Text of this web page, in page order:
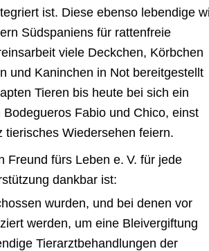
ist. Diese ebenso lebendige
Südspaniens für rattenfreie
viele Deckchen, Körbchen
und Kaninchen in Not bereitgestellt
Tieren bis heute bei sich ein
Fabio und Chico, einst
tierisches Wiedersehen feiern.
Freund fürs Leben e. V. für jede
dankbar ist:
wurden, und bei denen vor
werden, um eine Bleivergiftung
Tierarztbehandlungen der